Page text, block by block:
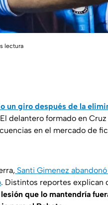
lectura
un giro después de la
delantero formado en
en el mercado de
Santi Gimenez
. Distintos reportes explican
lesión que lo mantendría